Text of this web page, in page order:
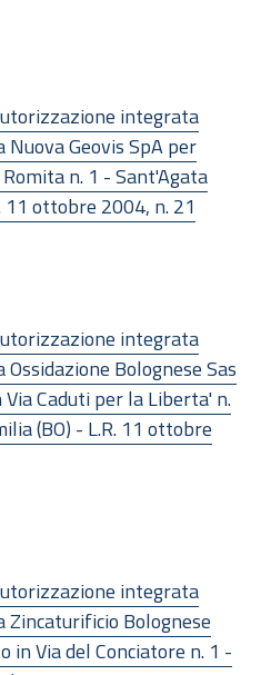
integrata
Geovis SpA per
n. 1 - Sant'Agata
11 ottobre 2004, n. 21
integrata
Bolognese Sas
Caduti per la Liberta' n.
(BO) - L.R. 11 ottobre
integrata
Bolognese
Via del Conciatore n. 1 -